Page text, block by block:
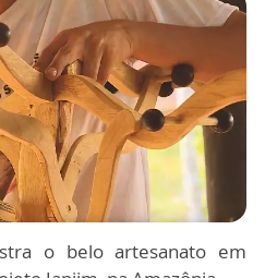
o belo artesanato em